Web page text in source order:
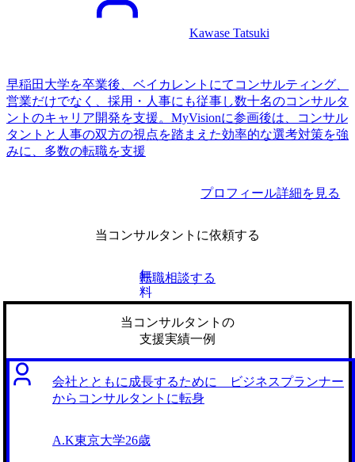
Kawase Tatsuki
早稲田大学を卒業後、ベイカレントにてコンサルティング、
営業だけでなく、採用・人事にも従事し数十名のコンサルタ
ントのキャリア開発を支援。MyVisionに参画後は、コンサル
タントと人事の双方の視点を踏まえた効率的な選考対策を強
みに、多数の転職を支援
プロフィール詳細を見る
当コンサルタントに依頼する
無
料
転職相談する
当コンサルタントの
支援実績一例
会社とともに成長するために ビジネスプランナー
からコンサルタントに転身
A.K東京大学26歳